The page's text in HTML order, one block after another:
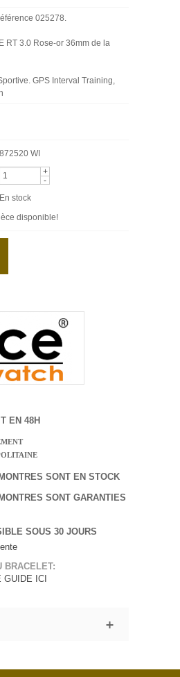
025278.
RT 3.0 Rose-or 36mm de la
GPS Interval Training,
872520 WI
+
-
En stock
disponible!
EN 48H
SONT EN STOCK
SONT GARANTIES
SOUS 30 JOURS
BRACELET:
ICI